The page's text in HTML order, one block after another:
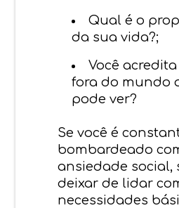
Qual é o
da sua vida?;
Você
fora do mundo
pode ver?
Se você é
bombardeado
ansiedade social,
deixar de lidar
necessidades